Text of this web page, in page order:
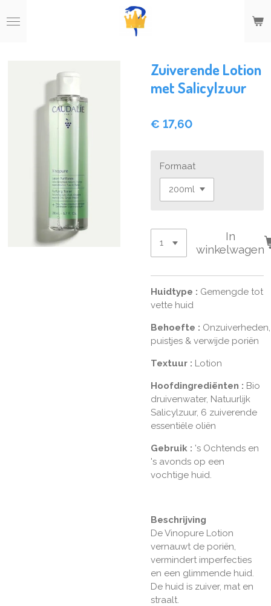
direct
Zuiverende Lotion
met Salicylzuur
€ 17,60
Formaat
In
winkelwagen
Huidtype : Gemengde tot
vette huid
Behoefte : Onzuiverheden,
puistjes & verwijde poriën
Textuur : Lotion
Hoofdingrediënten : Bio
druivenwater, Natuurlijk
Salicylzuur, 6 zuiverende
essentiële oliën
Gebruik : 's Ochtends en
's avonds op een
vochtige huid.
Beschrijving
De Vinopure Lotion
vernauwt de poriën,
vermindert imperfecties
en een glimmende huid.
De huid is zuiver, mat en
straalt.